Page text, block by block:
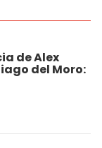
de Alex
del Moro: